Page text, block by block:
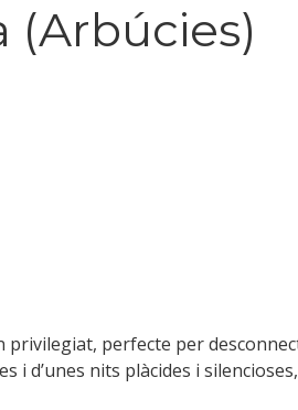
(Arbúcies)
perfecte per
i d’unes nits plàcides i